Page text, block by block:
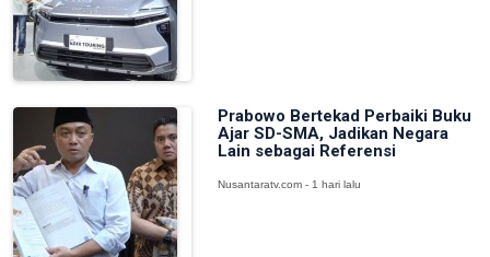
Prabowo Bertekad Perbaiki Buku
Ajar SD-SMA, Jadikan Negara
Lain sebagai Referensi
Nusantaratv.com - 1 hari lalu